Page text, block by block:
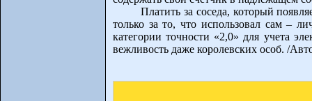
Платить за соседа, который
только за то, что использовал сам –
категории точности «2,0» для учета
вежливость даже королевских особ. /